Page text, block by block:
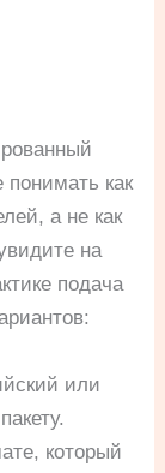
как
а не как
на
подача
или
который